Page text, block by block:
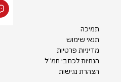
תמיכה
תנאי שימוש
מדיניות פרטיות
הנחיות לכתבי חמ״ל
הצהרת נגישות